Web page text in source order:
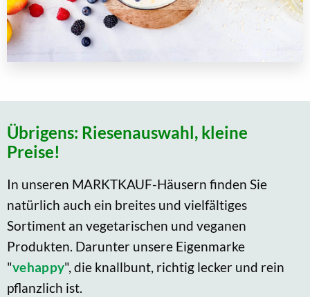
Übrigens: Riesenauswahl, kleine
Preise!
In unseren MARKTKAUF-Häusern finden Sie
natürlich auch ein breites und vielfältiges
Sortiment an vegetarischen und veganen
Produkten. Darunter unsere Eigenmarke
"vehappy", die knallbunt, richtig lecker und rein
pflanzlich ist.